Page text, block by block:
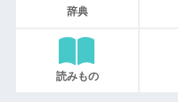
辞典
読みもの